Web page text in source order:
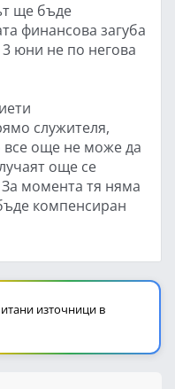
ще бъде
финансова загуба
3 юни не по негова
служителя,
все още не може да
още се
момента тя няма
компенсиран
източници в